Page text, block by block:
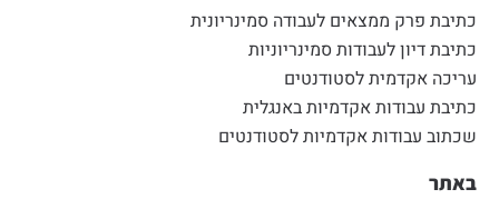
כתיבת פרק ממצאים לעבודה סמינריונית
כתיבת דיון לעבודות סמינריוניות
עריכה אקדמית לסטודנטים
כתיבת עבודות אקדמיות באנגלית
שכתוב עבודות אקדמיות לסטודנטים
באתר